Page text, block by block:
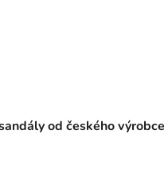
od českého výrobce